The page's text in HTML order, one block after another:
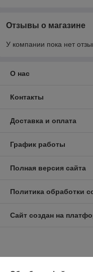
Отзывы о магазине
У компании пока нет
О нас
Контакты
Доставка и оплата
График работы
Полная версия сайта
Политика обработки
Сайт создан на